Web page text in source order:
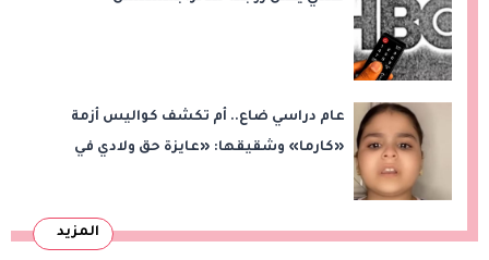
عام دراسي ضاع.. أم تكشف كواليس أزمة
«كارما» وشقيقها: «عايزة حق ولادي في
المزيد